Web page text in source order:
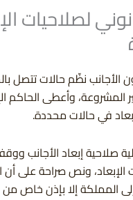
لصلاحيات
الأجانب نظّم حالات تتصل
المشروعة، وأعطى الحاكم
في حالات محددة.
صلاحية إبعاد الأجانب
الإبعاد، ونص صراحة على أن
المملكة إلا بإذن خاص من